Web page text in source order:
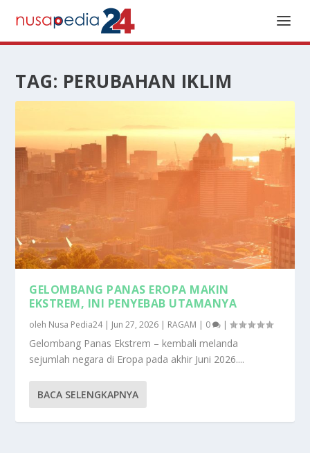
TAG: PERUBAHAN IKLIM
GELOMBANG PANAS EROPA MAKIN
EKSTREM, INI PENYEBAB UTAMANYA
oleh Nusa Pedia24| Jun 27, 2026 | RAGAM | 0 |
Gelombang Panas Ekstrem – kembali melanda
sejumlah negara di Eropa pada akhir Juni 2026....
BACA SELENGKAPNYA